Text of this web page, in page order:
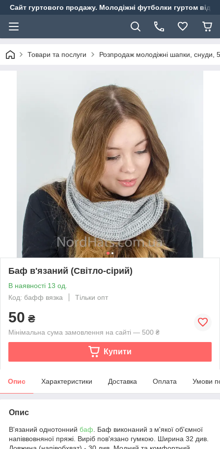
Сайт гуртового продажу. Молодіжні футболки гуртом від
Товари та послуги Розпродаж молодіжні шапки, снуди,
Баф в'язаний (Світло-сірий)
В наявності 13 од.
Код: бафф вязка
Тільки опт
50 ₴
Мінімальна сума замовлення на сайті — 500 ₴
Купити
Опис Характеристики Доставка Оплата Умови
Опис
В'язаний однотонний баф . Баф виконаний з м'якої об'ємної
напіввовняної пряжі. Виріб пов'язано гумкою. Ширина 32 див.